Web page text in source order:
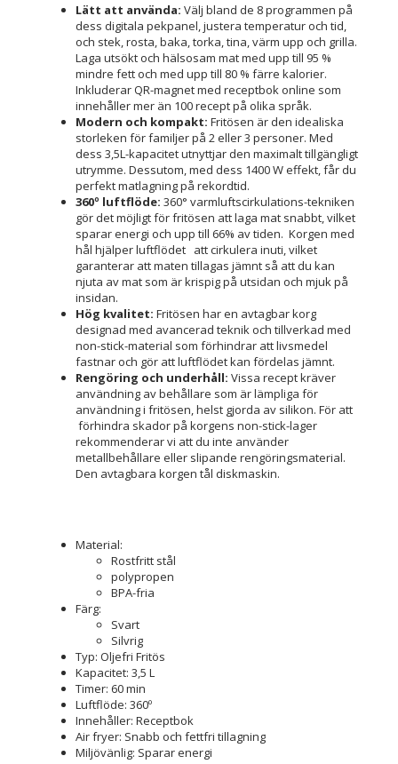
Lätt att använda: Välj bland de 8 programmen på
dess digitala pekpanel, justera temperatur och tid,
och stek, rosta, baka, torka, tina, värm upp och grilla.
Laga utsökt och hälsosam mat med upp till 95 %
mindre fett och med upp till 80 % färre kalorier.
Inkluderar QR-magnet med receptbok online som
innehåller mer än 100 recept på olika språk.
Modern och kompakt: Fritösen är den idealiska
storleken för familjer på 2 eller 3 personer. Med
dess 3,5L-kapacitet utnyttjar den maximalt tillgängligt
utrymme. Dessutom, med dess 1400 W effekt, får du
perfekt matlagning på rekordtid.
360º luftflöde: 360° varmluftscirkulations-tekniken
gör det möjligt för fritösen att laga mat snabbt, vilket
sparar energi och upp till 66% av tiden. Korgen med
hål hjälper luftflödet att cirkulera inuti, vilket
garanterar att maten tillagas jämnt så att du kan
njuta av mat som är krispig på utsidan och mjuk på
insidan.
Hög kvalitet: Fritösen har en avtagbar korg
designad med avancerad teknik och tillverkad med
non-stick-material som förhindrar att livsmedel
fastnar och gör att luftflödet kan fördelas jämnt.
Rengöring och underhåll: Vissa recept kräver
användning av behållare som är lämpliga för
användning i fritösen, helst gjorda av silikon. För att
förhindra skador på korgens non-stick-lager
rekommenderar vi att du inte använder
metallbehållare eller slipande rengöringsmaterial.
Den avtagbara korgen tål diskmaskin.
Material:
Rostfritt stål
polypropen
BPA-fria
Färg:
Svart
Silvrig
Typ: Oljefri Fritös
Kapacitet: 3,5 L
Timer: 60 min
Luftflöde: 360º
Innehåller: Receptbok
Air fryer: Snabb och fettfri tillagning
Miljövänlig: Sparar energi